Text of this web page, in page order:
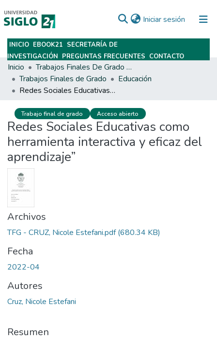
Iniciar sesión (current)
Subir
INICIO EBOOK21 SECRETARÍA DE
INVESTIGACIÓN PREGUNTAS FRECUENTES CONTACTO
Inicio
Trabajos Finales De Grado Y Posgrado
Trabajos Finales de Grado
Educación
Redes Sociales Educativas como herramienta interactiva y eficaz del aprendizaje”
Trabajo final de grado Acceso abierto
Redes Sociales Educativas como
herramienta interactiva y eficaz del
aprendizaje”
Archivos
TFG - CRUZ, Nicole Estefani.pdf(680.34 KB)
Fecha
2022-04
Autores
Cruz, Nicole Estefani
Resumen